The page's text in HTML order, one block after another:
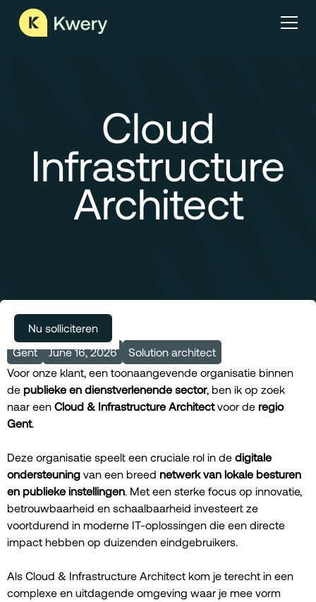
Cloud
Infrastructure
Architect
Meer vacatures
Gent June 16, 2026
Solution architect
Voor onze klant, een toonaangevende organisatie binnen
de publieke en dienstverlenende sector, ben ik op zoek
naar een Cloud & Infrastructure Architectvoor de regio
Gent.
Deze organisatie speelt een cruciale rol in de digitale
ondersteuning van een breed netwerk van lokale besturen
en publieke instellingen. Met een sterke focus op innovatie,
betrouwbaarheid en schaalbaarheid investeert ze
voortdurend in moderne IT-oplossingen die een directe
impact hebben op duizenden eindgebruikers.
Als Cloud & Infrastructure Architect kom je terecht in een
complexe en uitdagende omgeving waar je mee vorm
Nu solliciteren